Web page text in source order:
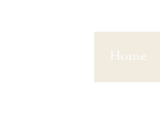
Home